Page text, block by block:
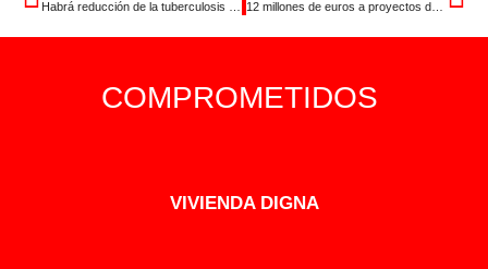
COMPROMETIDOS
VIVIENDA DIGNA